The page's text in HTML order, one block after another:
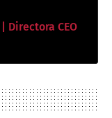
Directora CEO